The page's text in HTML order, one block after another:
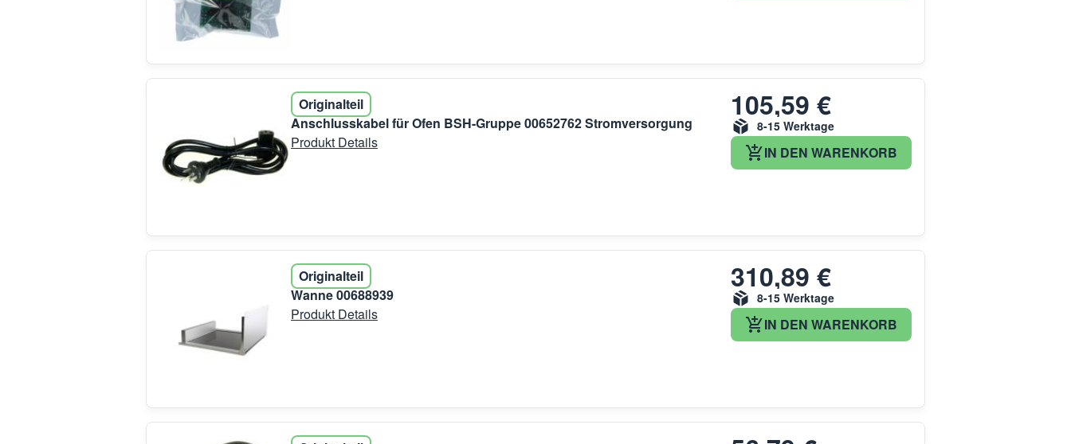
Originalteil
Anschlusskabel für Ofen BSH-Gruppe 00652762 Stromversorgung
Produkt Details
105,59 €
8-15 Werktage
IN DEN WARENKORB
Originalteil
Wanne 00688939
Produkt Details
310,89 €
8-15 Werktage
IN DEN WARENKORB